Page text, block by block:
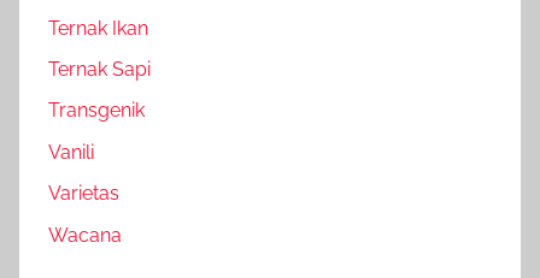
Ternak Ikan
Ternak Sapi
Transgenik
Vanili
Varietas
Wacana